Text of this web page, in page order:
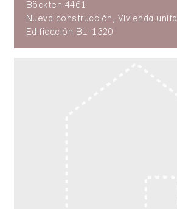
Böckten 4461
Nueva construcción, Vivienda
Edificación BL-1320